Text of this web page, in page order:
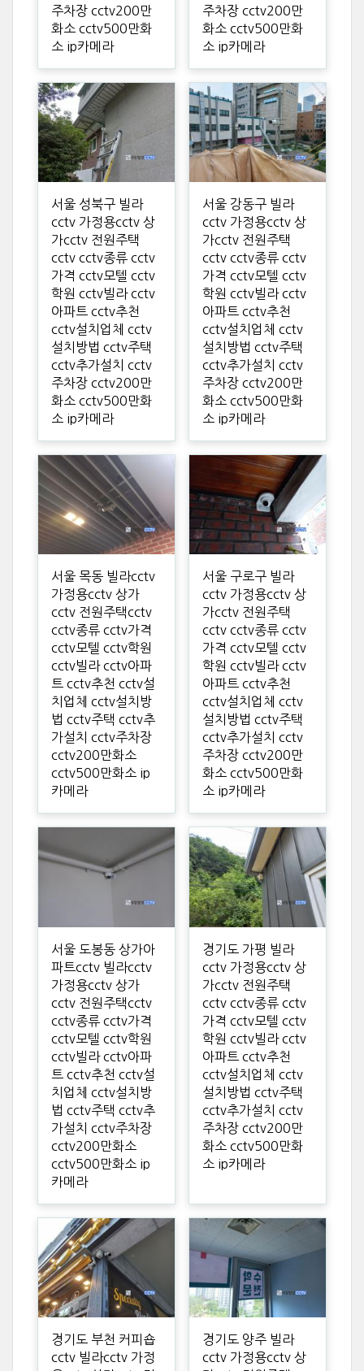
주차장 cctv200만
화소 cctv500만화
소 ip카메라
주차장 cctv200만
화소 cctv500만화
소 ip카메라
서울 성북구 빌라
cctv 가정용cctv 상
가cctv 전원주택
cctv cctv종류 cctv
가격 cctv모텔 cctv
학원 cctv빌라 cctv
아파트 cctv추천
cctv설치업체 cctv
설치방법 cctv주택
cctv추가설치 cctv
주차장 cctv200만
화소 cctv500만화
소 ip카메라
서울 강동구 빌라
cctv 가정용cctv 상
가cctv 전원주택
cctv cctv종류 cctv
가격 cctv모텔 cctv
학원 cctv빌라 cctv
아파트 cctv추천
cctv설치업체 cctv
설치방법 cctv주택
cctv추가설치 cctv
주차장 cctv200만
화소 cctv500만화
소 ip카메라
서울 목동 빌라cctv
가정용cctv 상가
cctv 전원주택cctv
cctv종류 cctv가격
cctv모텔 cctv학원
cctv빌라 cctv아파
트 cctv추천 cctv설
치업체 cctv설치방
법 cctv주택 cctv추
가설치 cctv주차장
cctv200만화소
cctv500만화소 ip
카메라
서울 구로구 빌라
cctv 가정용cctv 상
가cctv 전원주택
cctv cctv종류 cctv
가격 cctv모텔 cctv
학원 cctv빌라 cctv
아파트 cctv추천
cctv설치업체 cctv
설치방법 cctv주택
cctv추가설치 cctv
주차장 cctv200만
화소 cctv500만화
소 ip카메라
서울 도봉동 상가아
파트cctv 빌라cctv
가정용cctv 상가
cctv 전원주택cctv
cctv종류 cctv가격
cctv모텔 cctv학원
cctv빌라 cctv아파
트 cctv추천 cctv설
치업체 cctv설치방
법 cctv주택 cctv추
가설치 cctv주차장
cctv200만화소
cctv500만화소 ip
카메라
경기도 가평 빌라
cctv 가정용cctv 상
가cctv 전원주택
cctv cctv종류 cctv
가격 cctv모텔 cctv
학원 cctv빌라 cctv
아파트 cctv추천
cctv설치업체 cctv
설치방법 cctv주택
cctv추가설치 cctv
주차장 cctv200만
화소 cctv500만화
소 ip카메라
경기도 부천 커피숍
cctv 빌라cctv 가정
경기도 양주 빌라
cctv 가정용cctv 상